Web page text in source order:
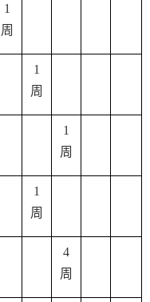
1
周
1
周
1
周
1
周
4
周